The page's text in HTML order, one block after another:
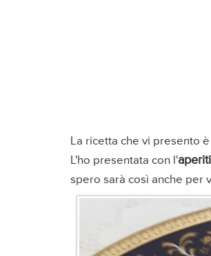
La ricetta che vi presento
L'ho presentata con l'
spero sarà così anche per